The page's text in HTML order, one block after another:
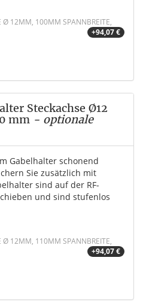
Ø 12MM, 100MM SPANNBREITE,
+94,07 €
Steckachse Ø12
mm - optionale
Gabelhalter schonend
Sie zusätzlich mit
sind auf der RF-
und sind stufenlos
Ø 12MM, 110MM SPANNBREITE,
+94,07 €